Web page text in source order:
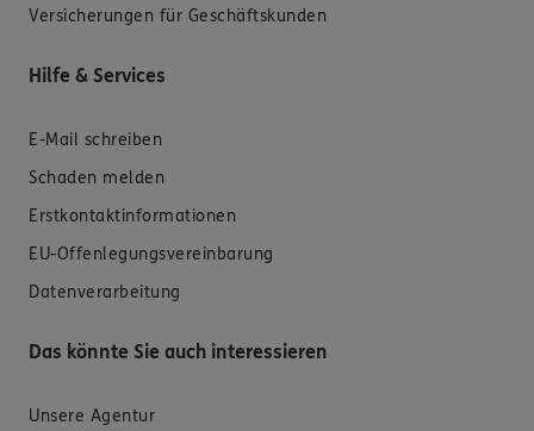
Versicherungen für Geschäftskunden
Hilfe & Services
E-Mail schreiben
Schaden melden
Erstkontaktinformationen
EU-Offenlegungsvereinbarung
Datenverarbeitung
Das könnte Sie auch interessieren
Unsere Agentur